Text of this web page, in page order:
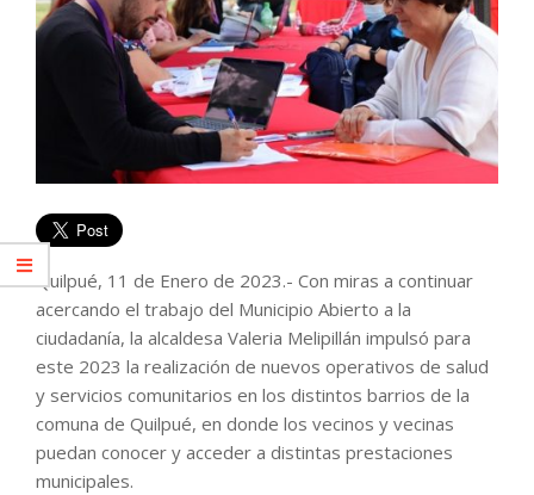
Quilpué, 11 de Enero de 2023.- Con miras a continuar
acercando el trabajo del Municipio Abierto a la
ciudadanía, la alcaldesa Valeria Melipillán impulsó para
este 2023 la realización de nuevos operativos de salud
y servicios comunitarios en los distintos barrios de la
comuna de Quilpué, en donde los vecinos y vecinas
puedan conocer y acceder a distintas prestaciones
municipales.